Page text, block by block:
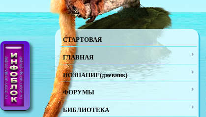
СТАРТОВАЯ
ГЛАВНАЯ
ПОЗНАНИЕ(дневник)
ФОРУМЫ
БИБЛИОТЕКА